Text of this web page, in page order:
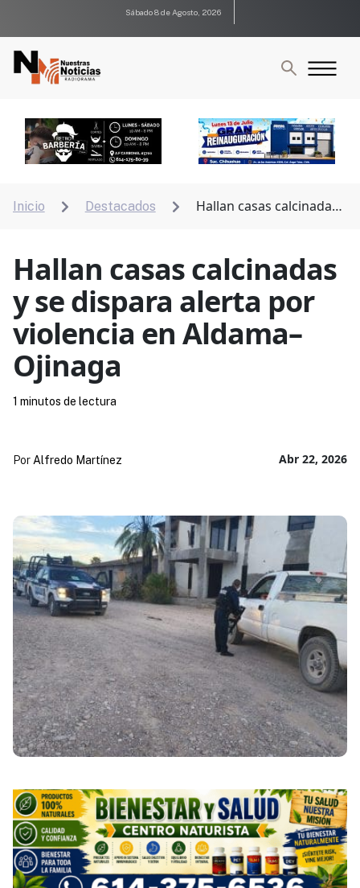
Sábado 8 de Agosto, 2026
Inicio  Destacados 
Hallan casas calcinadas
Hallan casas calcinadas
y se dispara alerta por
violencia en Aldama–
Ojinaga
Abr 22, 2026
Por Alfredo Martínez
1 minutos de lectura